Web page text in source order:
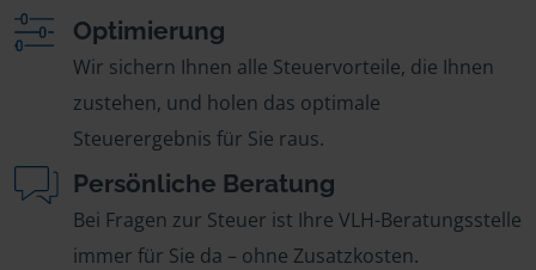
Optimierung
Wir sichern Ihnen alle Steuervorteile, die Ihnen
zustehen, und holen das optimale
Steuerergebnis für Sie raus.
Persönliche Beratung
Bei Fragen zur Steuer ist Ihre VLH-Beratungsstelle
immer für Sie da – ohne Zusatzkosten.